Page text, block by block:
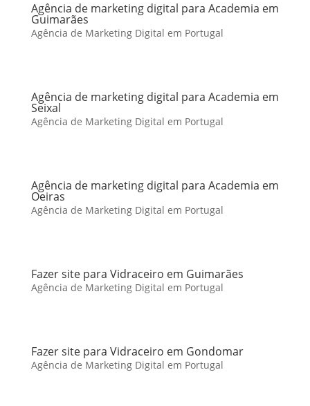
Agência de marketing digital para Academia em
Guimarães
Agência de Marketing Digital em Portugal
Agência de marketing digital para Academia em
Seixal
Agência de Marketing Digital em Portugal
Agência de marketing digital para Academia em
Oeiras
Agência de Marketing Digital em Portugal
Fazer site para Vidraceiro em Guimarães
Agência de Marketing Digital em Portugal
Fazer site para Vidraceiro em Gondomar
Agência de Marketing Digital em Portugal